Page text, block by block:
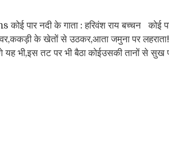
नदी के गाता : हरिवंश राय बच्चन कोई
के खेतों से उठकर,आता जमुना पर
यह भी,इस तट पर भी बैठा कोईउसकी तानों से सुख